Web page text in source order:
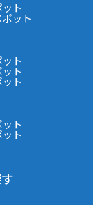
ト
ット
ト
ト
ト
ト
ト